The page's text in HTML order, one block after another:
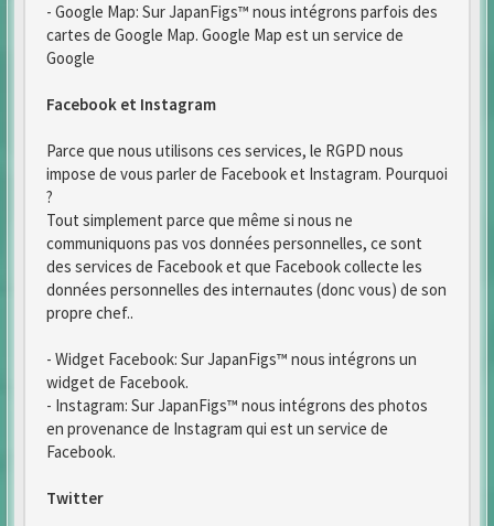
- Google Map: Sur JapanFigs™ nous intégrons parfois des
cartes de Google Map. Google Map est un service de
Google
Facebook et Instagram
Parce que nous utilisons ces services, le RGPD nous
impose de vous parler de Facebook et Instagram. Pourquoi
?
Tout simplement parce que même si nous ne
communiquons pas vos données personnelles, ce sont
des services de Facebook et que Facebook collecte les
données personnelles des internautes (donc vous) de son
propre chef..
- Widget Facebook: Sur JapanFigs™ nous intégrons un
widget de Facebook.
- Instagram: Sur JapanFigs™ nous intégrons des photos
en provenance de Instagram qui est un service de
Facebook.
Twitter